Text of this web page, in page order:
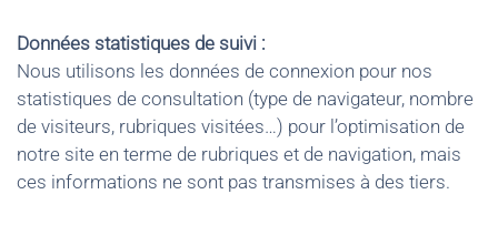
Données statistiques de suivi :
Nous utilisons les données de connexion pour nos
statistiques de consultation (type de navigateur, nombre
de visiteurs, rubriques visitées…) pour l’optimisation de
notre site en terme de rubriques et de navigation, mais
ces informations ne sont pas transmises à des tiers.